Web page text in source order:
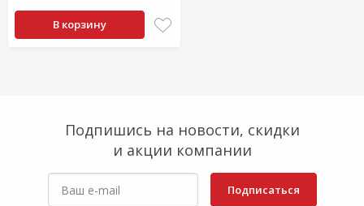
В корзину
Подпишись на новости, скидки
и акции компании
Подписаться